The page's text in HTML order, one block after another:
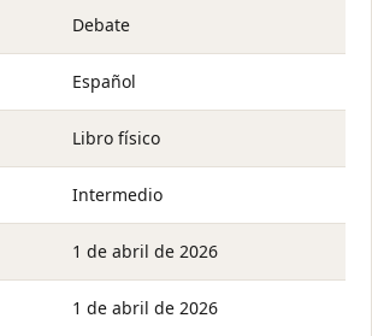
Debate
Español
Libro físico
Intermedio
1 de abril de 2026
1 de abril de 2026